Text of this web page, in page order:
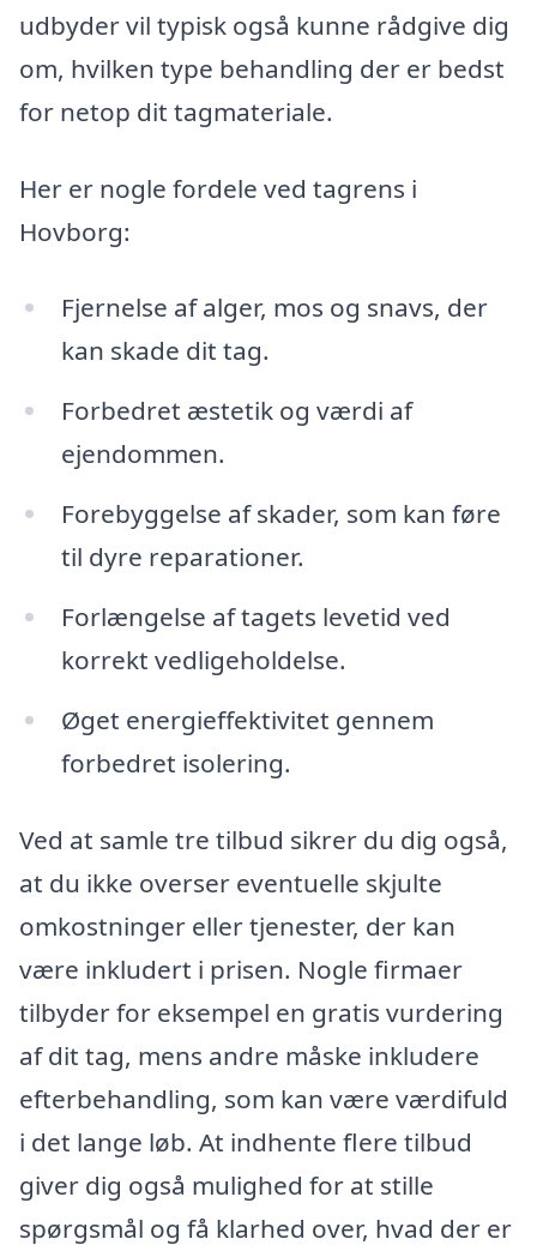
udbyder vil typisk også kunne rådgive dig
om, hvilken type behandling der er bedst
for netop dit tagmateriale.
Her er nogle fordele ved tagrens i
Hovborg:
Fjernelse af alger, mos og snavs, der
kan skade dit tag.
Forbedret æstetik og værdi af
ejendommen.
Forebyggelse af skader, som kan føre
til dyre reparationer.
Forlængelse af tagets levetid ved
korrekt vedligeholdelse.
Øget energieffektivitet gennem
forbedret isolering.
Ved at samle tre tilbud sikrer du dig også,
at du ikke overser eventuelle skjulte
omkostninger eller tjenester, der kan
være inkludert i prisen. Nogle firmaer
tilbyder for eksempel en gratis vurdering
af dit tag, mens andre måske inkludere
efterbehandling, som kan være værdifuld
i det lange løb. At indhente flere tilbud
giver dig også mulighed for at stille
spørgsmål og få klarhed over, hvad der er